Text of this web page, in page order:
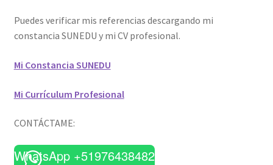
Puedes verificar mis referencias descargando mi
constancia SUNEDU y mi CV profesional.
Mi Constancia SUNEDU
Mi Currículum Profesional
CONTÁCTAME:
WhatsApp +51976438482